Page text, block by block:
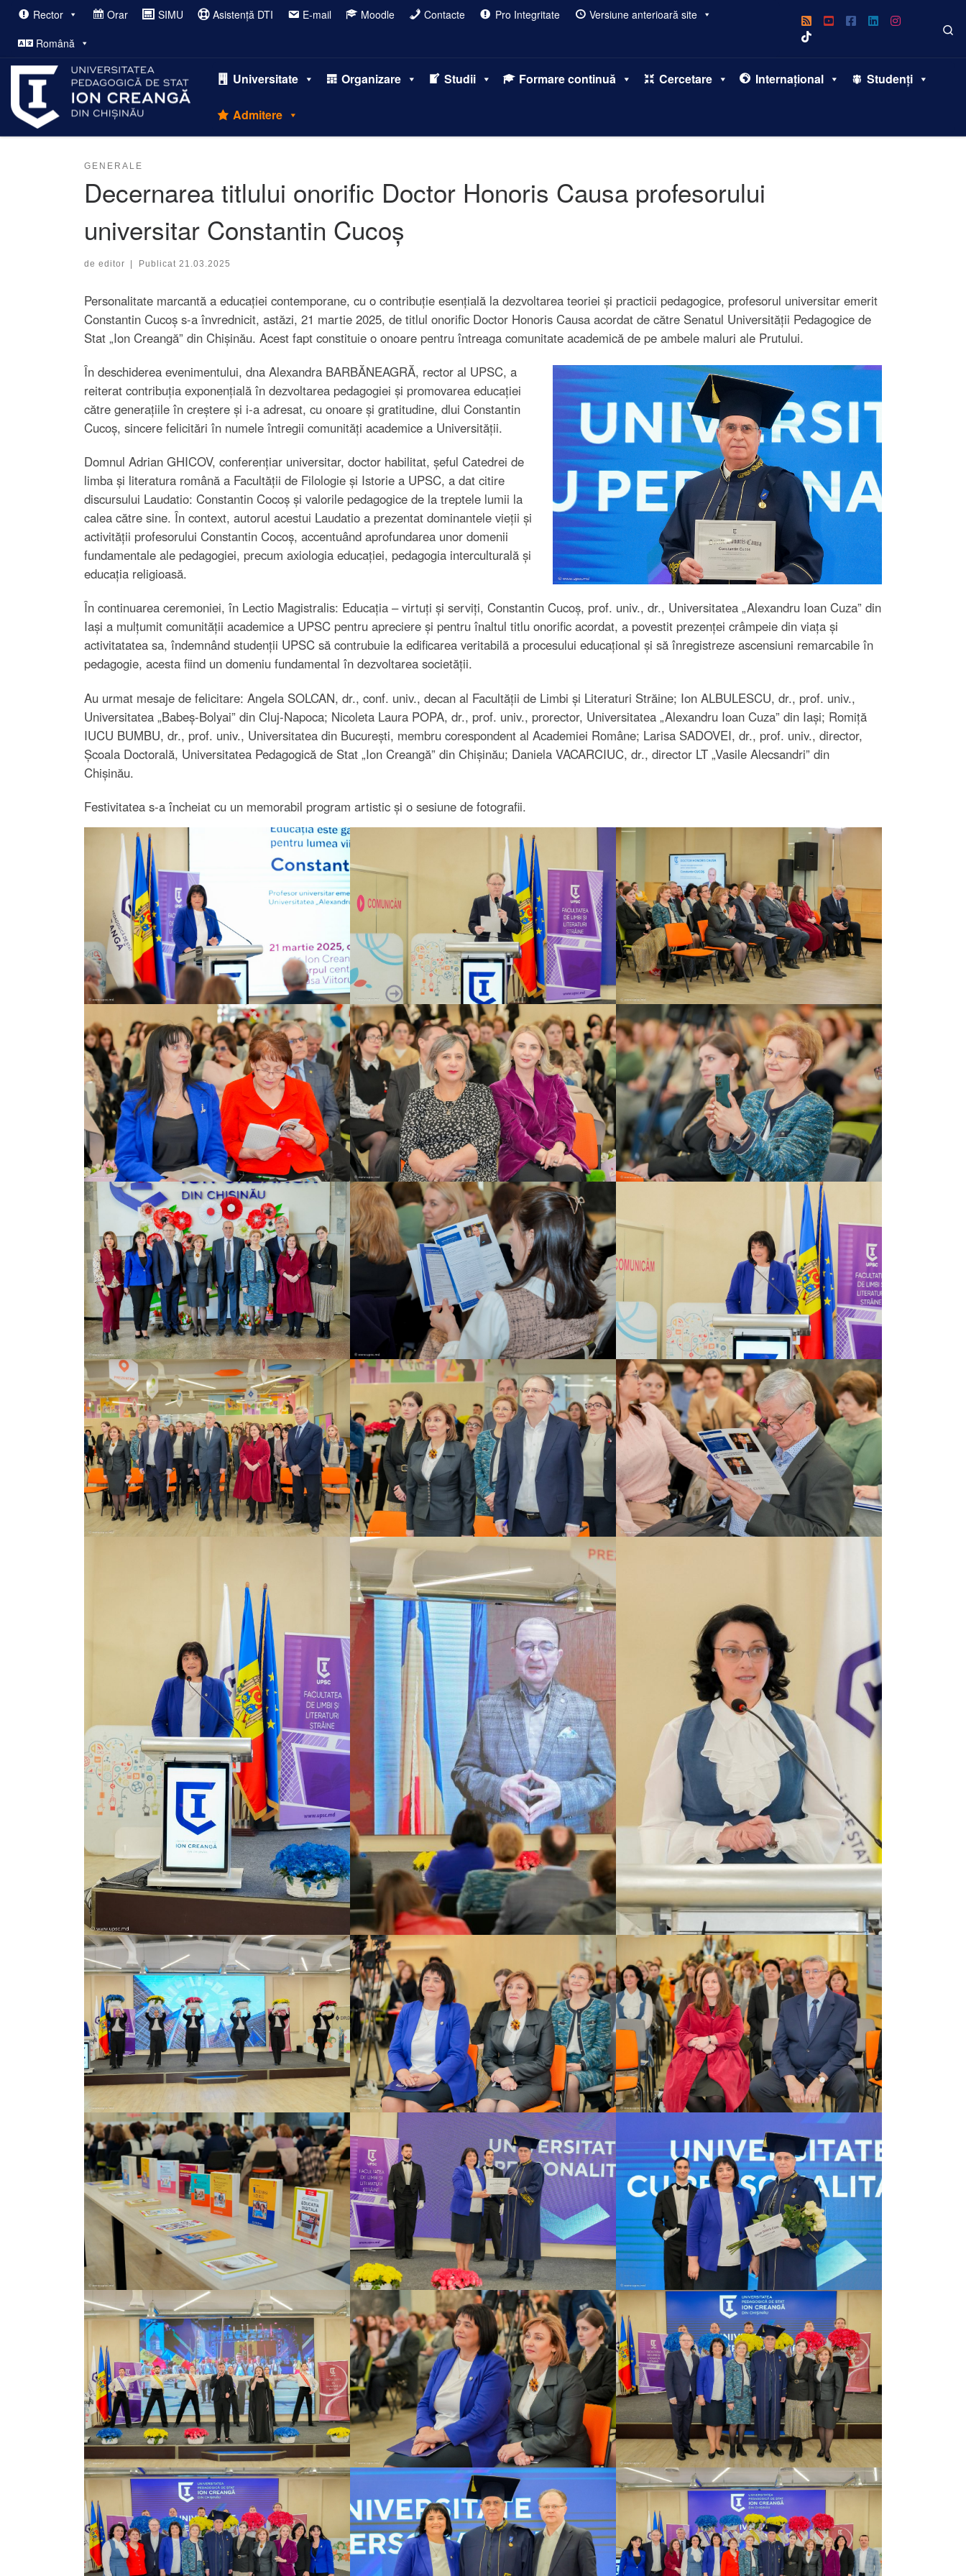
Afișează întregul conținut
Rector Orar SIMU Asistență DTI E-mail Moodle Contacte Pro Integritate
Versiune anterioară site
Română
Universitate Organizare Studii Formare continuă Cercetare Internațional Studenți
Admitere
GENERALE
Decernarea titlului onorific Doctor Honoris Causa profesorului
universitar Constantin Cucoș
de editor | Publicat 21.03.2025
Personalitate marcantă a educației contemporane, cu o contribuție esențială la dezvoltarea teoriei și practicii pedagogice, profesorul universitar emerit
Constantin Cucoș s-a învrednicit, astăzi, 21 martie 2025, de titlul onorific Doctor Honoris Causa acordat de către Senatul Universității Pedagogice de
Stat „Ion Creangă” din Chișinău. Acest fapt constituie o onoare pentru întreaga comunitate academică de pe ambele maluri ale Prutului.
În deschiderea evenimentului, dna Alexandra BARBĂNEAGRĂ, rector al UPSC, a
reiterat contribuția exponențială în dezvoltarea pedagogiei și promovarea educației
către generațiile în creștere și i-a adresat, cu onoare și gratitudine, dlui Constantin
Cucoș, sincere felicitări în numele întregii comunități academice a Universității.
Domnul Adrian GHICOV, conferențiar universitar, doctor habilitat, șeful Catedrei de
limba și literatura română a Facultății de Filologie și Istorie a UPSC, a dat citire
discursului Laudatio: Constantin Cocoș și valorile pedagogice de la treptele lumii la
calea către sine. În context, autorul acestui Laudatio a prezentat dominantele vieții și
activității profesorului Constantin Cocoș, accentuând aprofundarea unor domenii
fundamentale ale pedagogiei, precum axiologia educației, pedagogia interculturală și
educația religioasă.
În continuarea ceremoniei, în Lectio Magistralis: Educația – virtuți și serviți, Constantin Cucoș, prof. univ., dr., Universitatea „Alexandru Ioan Cuza” din
Iași a mulțumit comunității academice a UPSC pentru apreciere și pentru înaltul titlu onorific acordat, a povestit prezenței crâmpeie din viața și
activitatatea sa, îndemnând studenții UPSC să contrubuie la edificarea veritabilă a procesului educațional și să înregistreze ascensiuni remarcabile în
pedagogie, acesta fiind un domeniu fundamental în dezvoltarea societății.
Au urmat mesaje de felicitare: Angela SOLCAN, dr., conf. univ., decan al Facultății de Limbi și Literaturi Străine; Ion ALBULESCU, dr., prof. univ.,
Universitatea „Babeș-Bolyai” din Cluj-Napoca; Nicoleta Laura POPA, dr., prof. univ., prorector, Universitatea „Alexandru Ioan Cuza” din Iași; Romiță
IUCU BUMBU, dr., prof. univ., Universitatea din București, membru corespondent al Academiei Române; Larisa SADOVEI, dr., prof. univ., director,
Școala Doctorală, Universitatea Pedagogică de Stat „Ion Creangă” din Chișinău; Daniela VACARCIUC, dr., director LT „Vasile Alecsandri” din
Chișinău.
Festivitatea s-a încheiat cu un memorabil program artistic și o sesiune de fotografii.